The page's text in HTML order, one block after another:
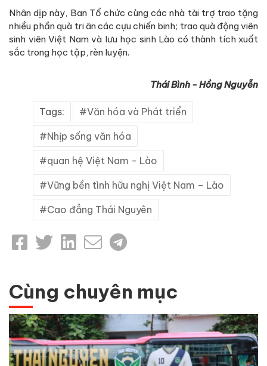
Nhân dịp này, Ban Tổ chức cùng các nhà tài trợ trao tặng
nhiều phần quà tri ân các cựu chiến binh; trao quà động viên
sinh viên Việt Nam và lưu học sinh Lào có thành tích xuất
sắc trong học tập, rèn luyện.
Thái Bình - Hồng Nguyễn
Tags: Văn hóa và Phát triển
Nhịp sống văn hóa
quan hệ Việt Nam - Lào
Vững bền tình hữu nghị Việt Nam – Lào
Cao đẳng Thái Nguyên
Cùng chuyên mục